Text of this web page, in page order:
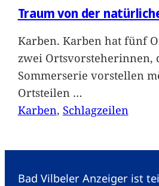
Traum von der
Karben. Karben hat fünf
zwei
Sommerserie vorstellen
Ortsteilen …
Karben, Schlagzeilen
Bad Vilbeler Anzeiger ist